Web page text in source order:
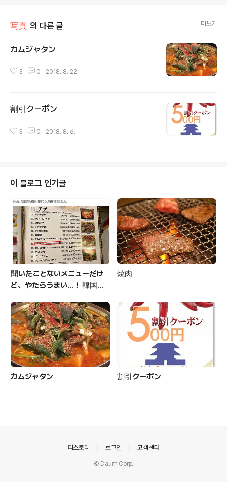
写真 의 다른 글 더보기
カムジャタン
3 0 2018. 8. 22.
割引クーポン
3 0 2018. 8. 6.
이 블로그 인기글
聞いたことないメニューだけ
ど、やたらうまい…！ 韓国の
店で詳しく聞いてみた
焼肉
カムジャタン 割引クーポン
티스토리 로그인 고객센터
© Daum Corp.